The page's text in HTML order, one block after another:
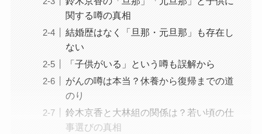
関する噂の真相
結婚歴はなく「旦那・元旦那」も存在し
ない
「子供がいる」という噂も誤解から
がんの噂は本当？休養から復帰までの道
のり
鈴木京香と大林組の関係は？若い頃の仕
事選びの真相